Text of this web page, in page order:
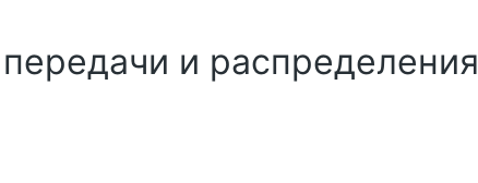
и распределения